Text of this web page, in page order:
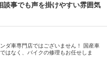
事でも声を掛けやすい雰囲気
ダ車専門店ではございません！ 国産車
はなく、バイクの修理もお任せしま